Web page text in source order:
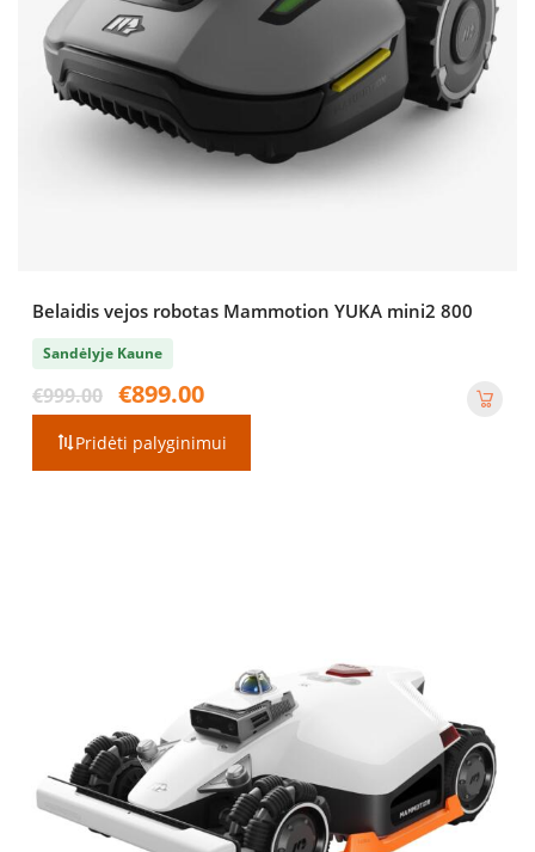
Belaidis vejos robotas Mammotion YUKA mini2 800
Sandėlyje Kaune
€999.00
Original
price
was:
€999.00.
€899.00
€899.00.
Pridėti palyginimui